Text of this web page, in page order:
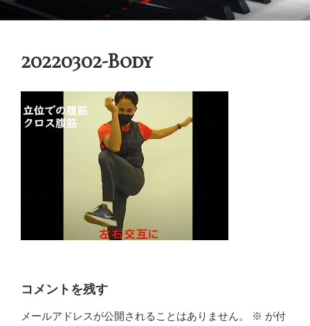
ン
御木本メソッド
脳や筋肉をトレーニングしながら奏法を学び、美しい音と自然で優れた
20220302-Body
コメントを残す
メールアドレスが公開されることはありません。 ※ が付